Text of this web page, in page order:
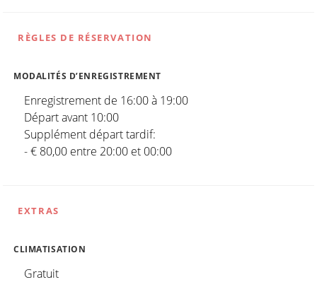
RÈGLES DE RÉSERVATION
MODALITÉS D’ENREGISTREMENT
Enregistrement de 16:00 à 19:00
Départ avant 10:00
Supplément départ tardif:
- € 80,00 entre 20:00 et 00:00
EXTRAS
CLIMATISATION
Gratuit